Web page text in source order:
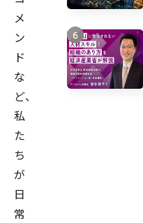
メ
ン
ド
な
ど、
私
た
ち
が
日
常